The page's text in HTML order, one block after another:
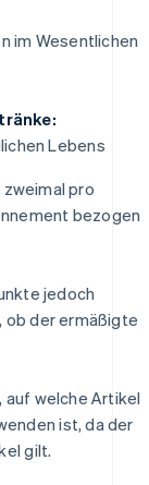
im Wesentlichen
Lebens
pro
bezogen
jedoch
ob der ermäßigte
auf welche Artikel
ist, da der
gilt.